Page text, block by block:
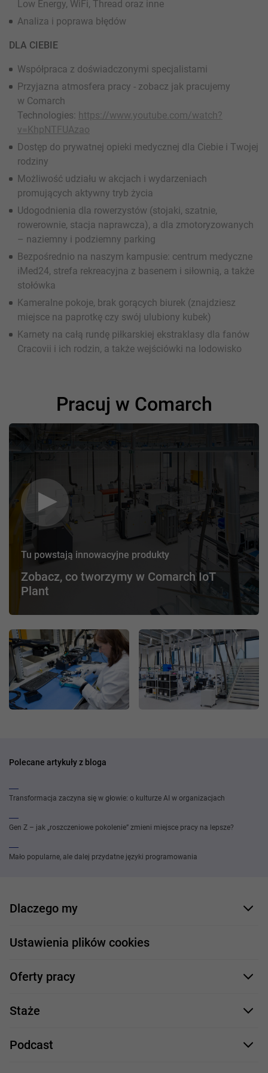
Low Energy, WiFi, Thread oraz inne
Analiza i poprawa błędów
DLA CIEBIE
Współpraca z doświadczonymi specjalistami
Przyjazna atmosfera pracy - zobacz jak pracujemy
w Comarch
Technologies: https://www.youtube.com/watch?
v=KhpNTFUAzao
Dostęp do prywatnej opieki medycznej dla Ciebie i Twojej
rodziny
Możliwość udziału w akcjach i wydarzeniach
promujących aktywny tryb życia
Udogodnienia dla rowerzystów (stojaki, szatnie,
rowerownie, stacja naprawcza), a dla zmotoryzowanych
– naziemny i podziemny parking
Bezpośrednio na naszym kampusie: centrum medyczne
iMed24, strefa rekreacyjna z basenem i siłownią, a także
stołówka
Kameralne pokoje, brak gorących biurek (znajdziesz
miejsce na paprotkę czy swój ulubiony kubek)
Karnety na całą rundę piłkarskiej ekstraklasy dla fanów
Cracovii i ich rodzin, a także wejściówki na lodowisko
Pracuj w Comarch
Tu powstają innowacyjne produkty
Zobacz, co tworzymy w Comarch IoT
Plant
Polecane artykuły z bloga
Transformacja zaczyna się w głowie: o kulturze AI w organizacjach
Gen Z – jak „roszczeniowe pokolenie” zmieni miejsce pracy na lepsze?
Mało popularne, ale dalej przydatne języki programowania
Dlaczego my
Nasi pracownicy
Nasze projekty
Profile zawodowe
Ustawienia plików cookies
Oferty pracy
Formularz aplikacyjny
.NET
Staże
Staże IT
Podcast